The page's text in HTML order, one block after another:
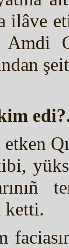
ilâve
Amdi
ketti.